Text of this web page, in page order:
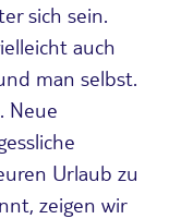
sich sein.
auch
man selbst.
Neue
Urlaub zu
zeigen wir